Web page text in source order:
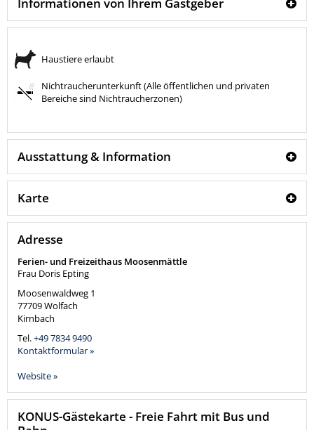
Informationen von Ihrem Gastgeber
Haustiere erlaubt
Nichtraucherunterkunft (Alle öffentlichen und privaten
Bereiche sind Nichtraucherzonen)
Ausstattung & Information
Karte
Adresse
Ferien- und Freizeithaus Moosenmättle
Frau Doris Epting
Moosenwaldweg 1
77709Wolfach
Kirnbach
Tel.+49 7834 9490
Kontaktformular »
Website »
KONUS-Gästekarte - Freie Fahrt mit Bus und